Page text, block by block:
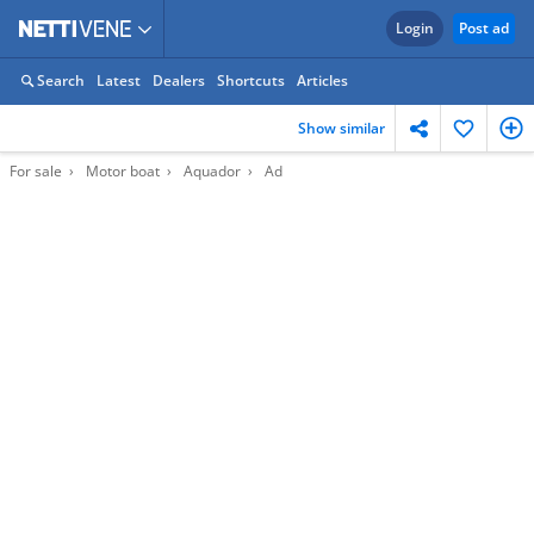
Login Post ad
Search Latest Dealers Shortcuts Articles
Show similar
For sale Motor boat Aquador Ad